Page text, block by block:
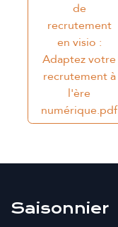
de
recrutement
en visio :
Adaptez votre
recrutement à
l'ère
numérique.pdf
Saisonnier